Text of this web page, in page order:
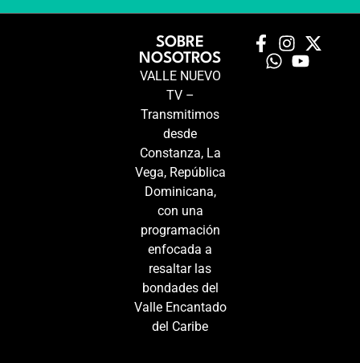
SOBRE
NOSOTROS
VALLE NUEVO
TV –
Transmitimos
desde
Constanza, La
Vega, República
Dominicana,
con una
programación
enfocada a
resaltar las
bondades del
Valle Encantado
del Caribe